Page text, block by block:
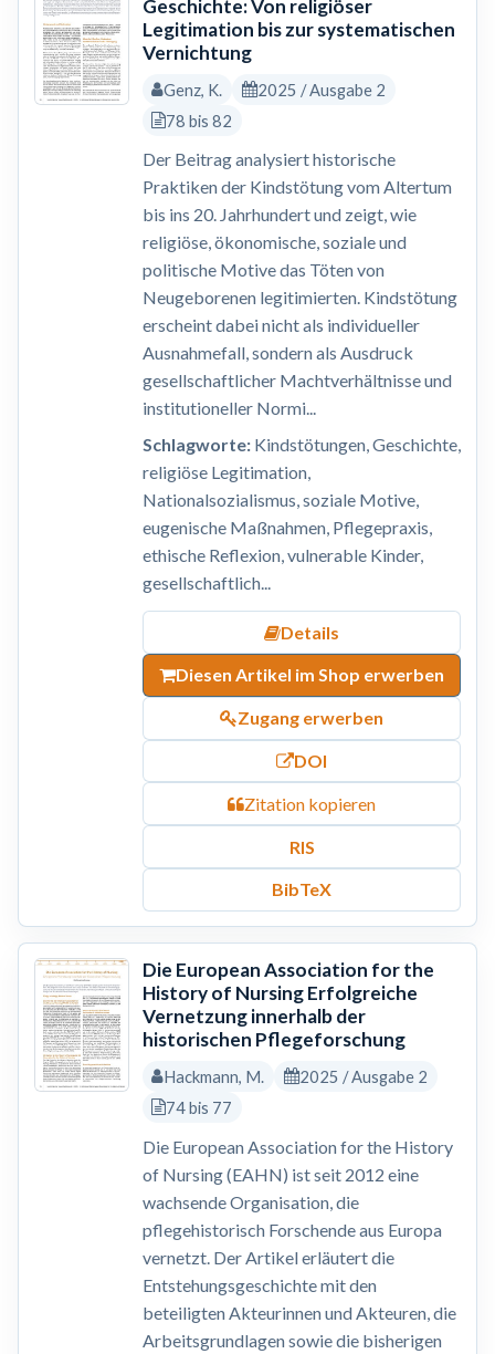
Geschichte: Von religiöser
Legitimation bis zur systematischen
Vernichtung
Genz, K.
2025 / Ausgabe 2
78 bis 82
Der Beitrag analysiert historische
Praktiken der Kindstötung vom Altertum
bis ins 20. Jahrhundert und zeigt, wie
religiöse, ökonomische, soziale und
politische Motive das Töten von
Neugeborenen legitimierten. Kindstötung
erscheint dabei nicht als individueller
Ausnahmefall, sondern als Ausdruck
gesellschaftlicher Machtverhältnisse und
institutioneller Normi...
Schlagworte:Kindstötungen, Geschichte,
religiöse Legitimation,
Nationalsozialismus, soziale Motive,
eugenische Maßnahmen, Pflegepraxis,
ethische Reflexion, vulnerable Kinder,
gesellschaftlich...
Details
Diesen Artikel im Shop erwerben
Zugang erwerben
DOI
Zitation kopieren
RIS
BibTeX
Die European Association for the
History of Nursing Erfolgreiche
Vernetzung innerhalb der
historischen Pflegeforschung
Hackmann, M.
2025 / Ausgabe 2
74 bis 77
Die European Association for the History
of Nursing (EAHN) ist seit 2012 eine
wachsende Organisation, die
pflegehistorisch Forschende aus Europa
vernetzt. Der Artikel erläutert die
Entstehungsgeschichte mit den
beteiligten Akteurinnen und Akteuren, die
Arbeitsgrundlagen sowie die bisherigen